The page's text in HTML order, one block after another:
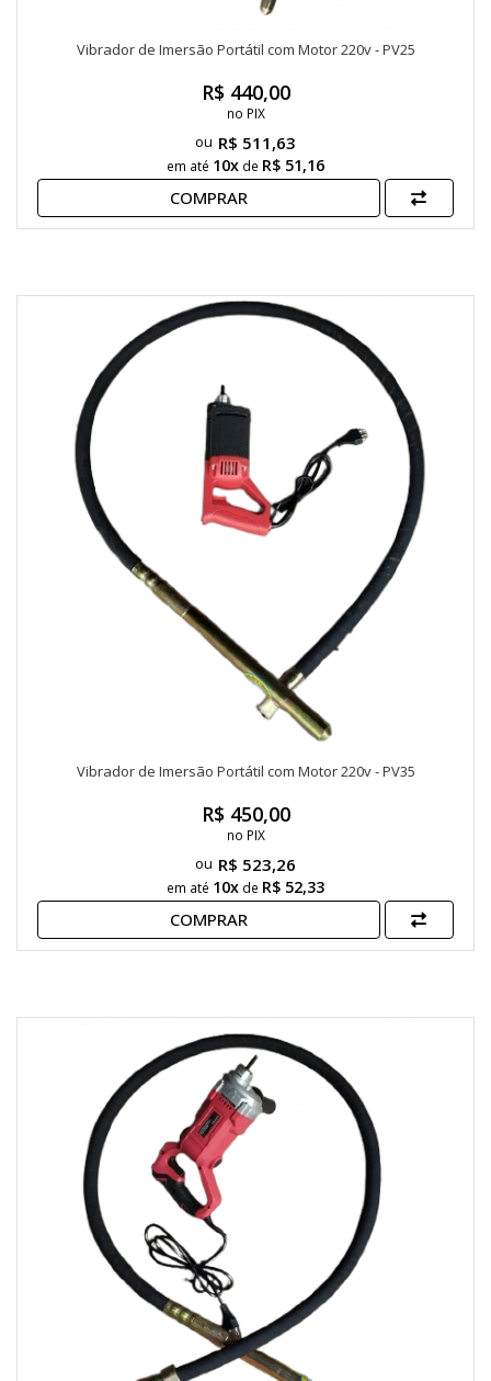
Vibrador de Imersão Portátil com Motor 220v - PV25
R$ 511,63
em até 10x de R$ 51,16
R$ 440,00
no PIX
COMPRAR
Vibrador de Imersão Portátil com Motor 220v - PV35
R$ 523,26
em até 10x de R$ 52,33
R$ 450,00
no PIX
COMPRAR